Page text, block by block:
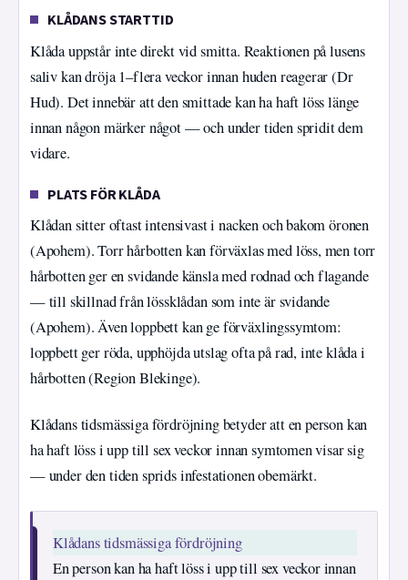
KLÅDANS STARTTID
Klåda uppstår inte direkt vid smitta. Reaktionen på lusens
saliv kan dröja 1–flera veckor innan huden reagerar (Dr
Hud). Det innebär att den smittade kan ha haft löss länge
innan någon märker något — och under tiden spridit dem
vidare.
PLATS FÖR KLÅDA
Klådan sitter oftast intensivast i nacken och bakom öronen
(Apohem). Torr hårbotten kan förväxlas med löss, men torr
hårbotten ger en svidande känsla med rodnad och flagande
— till skillnad från lössklådan som inte är svidande
(Apohem). Även loppbett kan ge förväxlingssymtom:
loppbett ger röda, upphöjda utslag ofta på rad, inte klåda i
hårbotten (Region Blekinge).
Klådans tidsmässiga fördröjning betyder att en person kan
ha haft löss i upp till sex veckor innan symtomen visar sig
— under den tiden sprids infestationen obemärkt.
Klådans tidsmässiga fördröjning
En person kan ha haft löss i upp till sex veckor innan